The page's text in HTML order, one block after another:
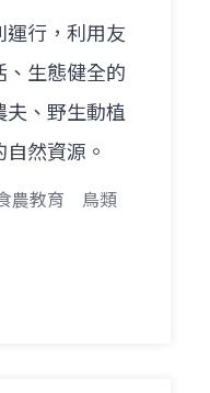
運行，利用友
、生態健全的
夫、野生動植
然資源。
農教育 鳥類